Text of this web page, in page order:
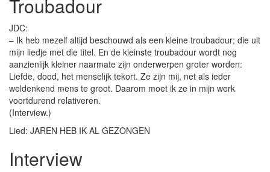
Troubadour
JDC:
– Ik heb mezelf altijd beschouwd als een kleine troubadour; die uit
mijn liedje met die titel. En de kleinste troubadour wordt nog
aanzienlijk kleiner naarmate zijn onderwerpen groter worden:
Liefde, dood, het menselijk tekort. Ze zijn mij, net als ieder
weldenkend mens te groot. Daarom moet ik ze in mijn werk
voortdurend relativeren.
(Interview.)
Lied: JAREN HEB IK AL GEZONGEN
Interview